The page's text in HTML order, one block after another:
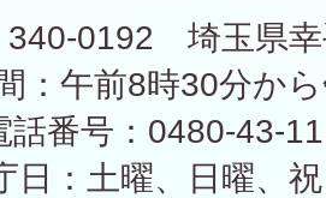
340-0192 埼玉県幸
：午前8時30分か
話番号：0480-43-
日：土曜、日曜、